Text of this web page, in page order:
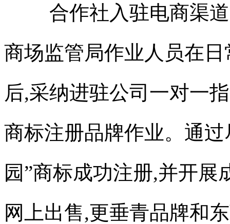
合作社入驻电商渠
商场监管局作业人员在
后,采纳进驻公司一对一
商标注册品牌作业。通
园”商标成功注册,并开展
网上出售,更垂青品牌和